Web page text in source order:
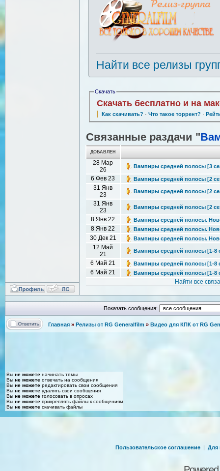
Найти все релизы
Скачать
Скачать бесплатно и на
Как скачивать? · Что такое торрент? ·
Связанные раздачи "
ДОБАВЛЕН
28 Мар
26
Вампиры средней полосы [3
6 Фев 23 Вампиры средней полосы [2
31 Янв
23
Вампиры средней полосы [2
31 Янв
23
Вампиры средней полосы [2
8 Янв 22 Вампиры средней полосы.
8 Янв 22 Вампиры средней полосы.
30 Дек 21 Вампиры средней полосы.
12 Май
21
Вампиры средней полосы [1-8
6 Май 21 Вампиры средней полосы [1-8
6 Май 21 Вампиры средней полосы [1-8
Найти все
Показать сообщения:
Главная » Релизы от RG Generalfilm » Видео для КПК от RG
Вы не можете начинать темы
Вы не можете отвечать на сообщения
Вы не можете редактировать свои сообщения
Вы не можете удалять свои сообщения
Вы не можете голосовать в опросах
Вы не можете прикреплять файлы к сообщениям
Вы не можете скачивать файлы
Пользовательское соглашение | Для